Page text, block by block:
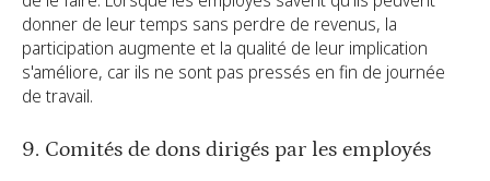
donner de leur temps sans perdre de revenus, la
participation augmente et la qualité de leur implication
s'améliore, car ils ne sont pas pressés en fin de journée
de travail.
9. Comités de dons dirigés par les employés